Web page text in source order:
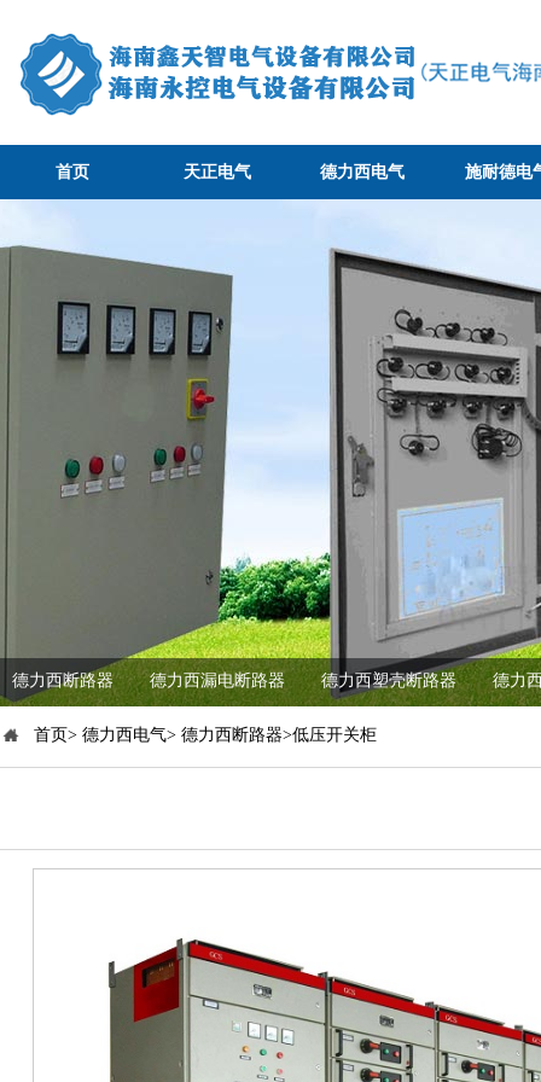
首页 天正电气 德力西电气 施耐德电
德力西断路器 德力西漏电断路器 德力西塑壳断路器 德力
首页> 德力西电气> 德力西断路器>低压开关柜